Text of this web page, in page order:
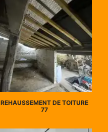
REHAUSSEMENT DE TOITURE
77